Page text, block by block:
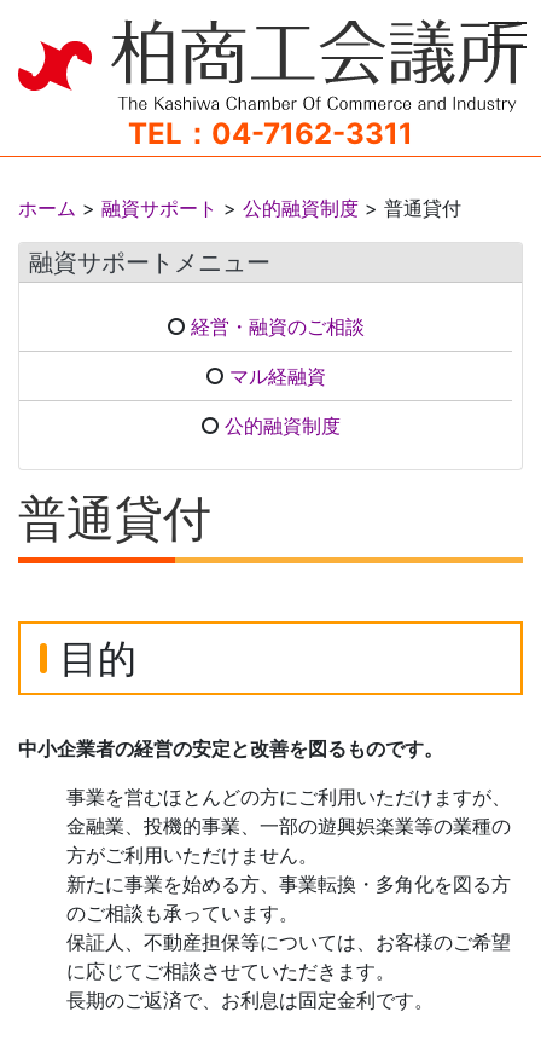
TEL：04-7162-3311
ホーム > 融資サポート > 公的融資制度 > 普通貸付
融資サポートメニュー
経営・融資のご相談
マル経融資
公的融資制度
普通貸付
目的
中小企業者の経営の安定と改善を図るものです。
事業を営むほとんどの方にご利用いただけますが、
金融業、投機的事業、一部の遊興娯楽業等の業種の
方がご利用いただけません。
新たに事業を始める方、事業転換・多角化を図る方
のご相談も承っています。
保証人、不動産担保等については、お客様のご希望
に応じてご相談させていただきます。
長期のご返済で、お利息は固定金利です。